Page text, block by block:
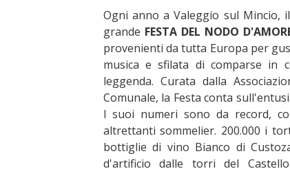
Ogni anno a Valeggio sul Mincio,
grande FESTA DEL NODO
provenienti da tutta Europa per
musica e sfilata di comparse in
leggenda. Curata dalla
Comunale, la Festa conta
I suoi numeri sono da record,
altrettanti sommelier. 200.000 i
bottiglie di vino Bianco di
d'artificio dalle torri del